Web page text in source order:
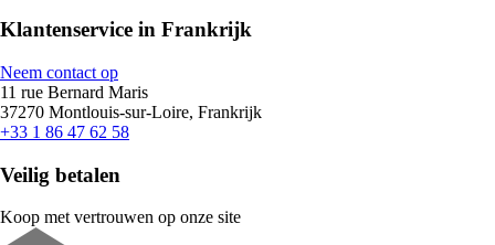
Klantenservice in Frankrijk
Neem contact op
11 rue Bernard Maris
37270 Montlouis-sur-Loire, Frankrijk
+33 1 86 47 62 58
Veilig betalen
Koop met vertrouwen op onze site